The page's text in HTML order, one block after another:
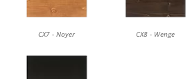
CX7 - Noyer CX8 - Wenge